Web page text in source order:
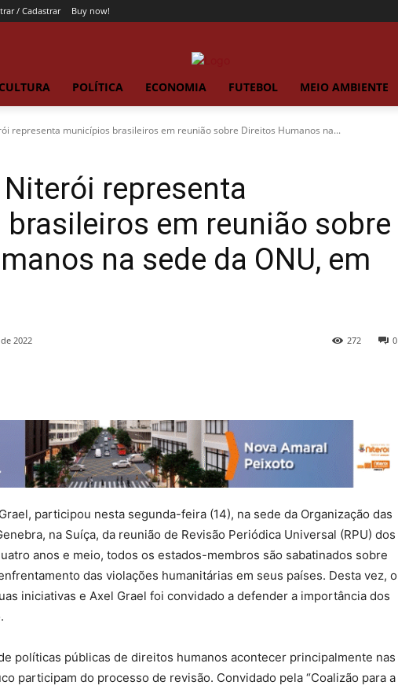
/ Cadastrar Buy now!
CULTURA POLÍTICA ECONOMIA FUTEBOL MEIO AMBIENTE
representa municípios brasileiros em reunião sobre Direitos Humanos na...
representa
em reunião sobre
na sede da ONU, em
2022 0
272
participou nesta segunda-feira (14), na sede da Organização das
na Suíça, da reunião de Revisão Periódica Universal (RPU) dos
anos e meio, todos os estados-membros são sabatinados sobre
das violações humanitárias em seus países. Desta vez, o
iniciativas e Axel Grael foi convidado a defender a importância dos
políticas públicas de direitos humanos acontecer principalmente nas
participam do processo de revisão. Convidado pela “Coalizão para a